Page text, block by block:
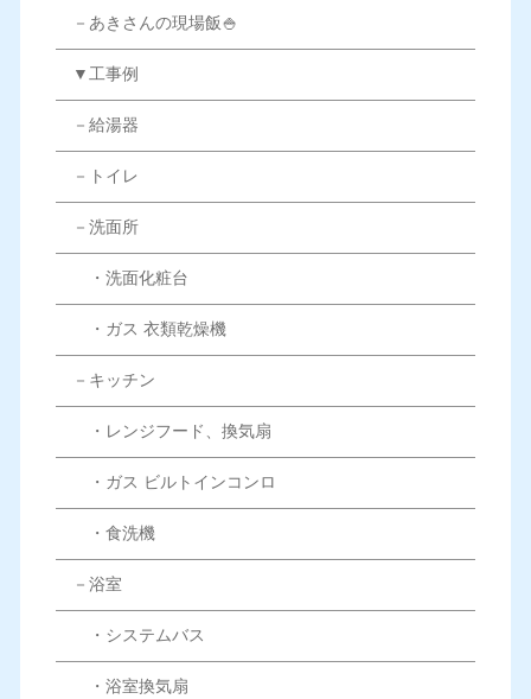
－あきさんの現場飯🍚
▼工事例
－給湯器
－トイレ
－洗面所
・洗面化粧台
・ガス 衣類乾燥機
－キッチン
・レンジフード、換気扇
・ガス ビルトインコンロ
・食洗機
－浴室
・システムバス
・浴室換気扇